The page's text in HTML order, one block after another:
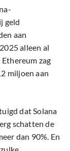
geld
aan
alleen al
zag
miljoen aan
dat Solana
schatten de
dan 90%. En